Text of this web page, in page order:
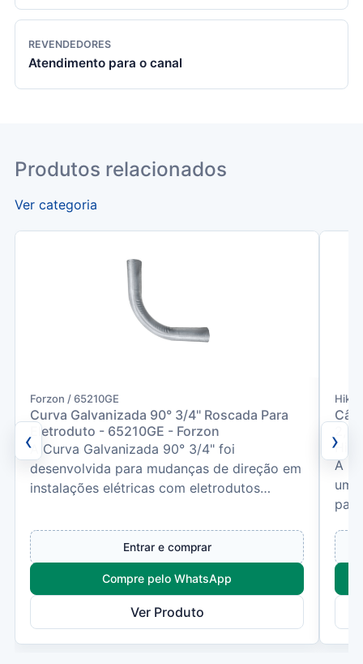
REVENDEDORES
Atendimento para o canal
Produtos relacionados
Ver categoria
‹
Forzon / 65210GE
Curva Galvanizada 90° 3/4" Roscada Para
Eletroduto - 65210GE - Forzon
A Curva Galvanizada 90° 3/4" foi
desenvolvida para mudanças de direção em
instalações elétricas com eletrodutos
Entrar e comprar
Compre pelo WhatsApp
Ver Produto
A
›